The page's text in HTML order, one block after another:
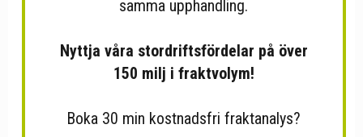
samma upphandling.
Nyttja våra stordriftsfördelar på över
150 milj i fraktvolym!
Boka 30 min kostnadsfri fraktanalys?